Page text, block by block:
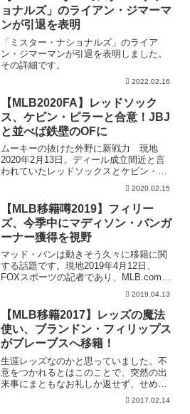
ョナルズ」のライアン・ジマーマ
ンが引退を表明
「ミスター・ナショナルズ」のライア
ン・ジマーマンが引退を表明しました。
その詳細です。
2022.02.16
【MLB2020FA】レッドソック
ス、ケビン・ピラーと合意！JBJ
と並べば鉄壁のOFに
ムーキーの抜けた外野に新戦力 現地
2020年2月13日、ディール成立間近と言
われていたレッドソックスとケビン・ピ
2020.02.15
【MLB移籍噂2019】フィリー
ズ、今季中にマディソン・バンガ
ーナー獲得を視野
マッド・バンは動きそう久々に移籍に関
する話題です。現地2019年4月12日、
FOXスポーツの記者であり、MLB.com
2019.04.13
【MLB移籍2017】レッズの魔法
使い、ブランドン・フィリップス
がブレーブスへ移籍！
生涯レッズなのかと思っていました。不
意をつかれるとはこのことで、突然の出
来事にまともなお礼しか返せず、せめて
2017.02.14